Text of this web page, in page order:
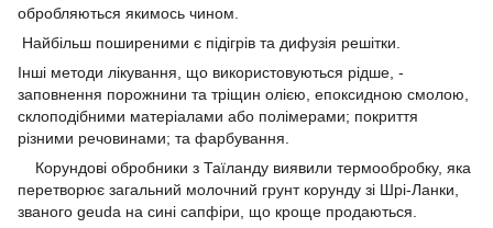
обробляються якимось чином.
Найбільш поширеними є підігрів та дифузія решітки.
Інші методи лікування, що використовуються рідше, -
заповнення порожнини та тріщин олією, епоксидною смолою,
склоподібними матеріалами або полімерами; покриття
різними речовинами; та фарбування.
Корундові обробники з Таїланду виявили термообробку, яка
перетворює загальний молочний грунт корунду зі Шрі-Ланки,
званого geuda на сині сапфіри, що кроще продаються.